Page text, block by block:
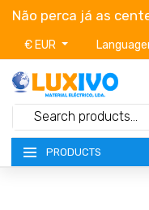
Não perca já as
€ EUR
PRODUCTS